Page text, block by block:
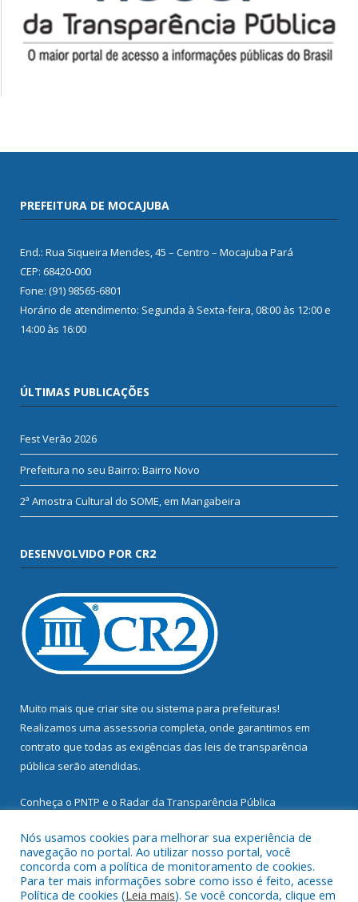
PREFEITURA DE MOCAJUBA
End.: Rua Siqueira Mendes, 45 – Centro – Mocajuba Pará
CEP: 68420-000
Fone: (91) 98565-6801
Horário de atendimento: Segunda à Sexta-feira, 08:00 às 12:00 e
14:00 às 16:00
ÚLTIMAS PUBLICAÇÕES
Fest Verão 2026
Prefeitura no seu Bairro: Bairro Novo
2ª Amostra Cultural do SOME, em Mangabeira
DESENVOLVIDO POR CR2
Muito mais que criar site ou sistema para prefeituras!
Realizamos uma assessoria completa, onde garantimos em
contrato que todas as exigências das leis de transparência
pública serão atendidas.
Conheça o PNTP e o Radar da Transparência Pública
Todos os direitos reservados a Prefeitura Municipal de
Nós usamos cookies para melhorar sua experiência de
navegação no portal. Ao utilizar nosso portal, você
concorda com a política de monitoramento de cookies.
Para ter mais informações sobre como isso é feito, acesse
Política de cookies (Leia mais). Se você concorda, clique em